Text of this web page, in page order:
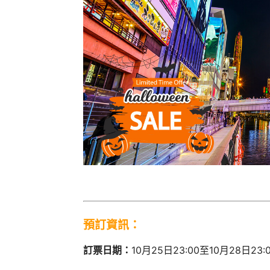
預訂資訊：
訂票日期： 10月25日23:00至10月28日